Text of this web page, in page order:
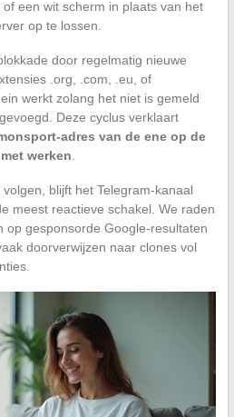
een wit scherm in plaats van het
op te lossen.
door regelmatig nieuwe
.org, .com, .eu, of
werkt zolang het niet is gemeld
Deze cyclus verklaart
adres van de ene op de
werken
blijft het Telegram-kanaal
meest reactieve schakel. We raden
op gesponsorde Google-resultaten
doorverwijzen naar clones vol